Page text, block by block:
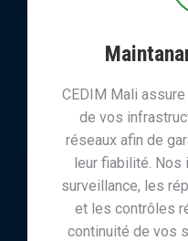
CEDIM Mali
de vos
réseaux afin de
leur fiabilité. Nos
surveillance, les
et les contrôles
continuité de vos